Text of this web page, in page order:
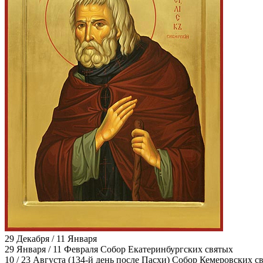
29 Декабря / 11 Января
29 Января / 11 Февраля Собор Екатеринбургских святых
10 / 23 Августа (134-й день после Пасхи) Собор Кемеровских